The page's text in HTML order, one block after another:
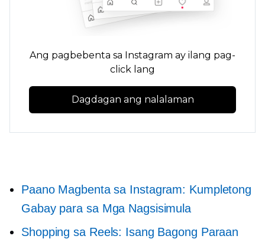
Ang pagbebenta sa Instagram ay ilang pag-
click lang
Dagdagan ang nalalaman
Paano Magbenta sa Instagram: Kumpletong
Gabay para sa Mga Nagsisimula
Shopping sa Reels: Isang Bagong Paraan